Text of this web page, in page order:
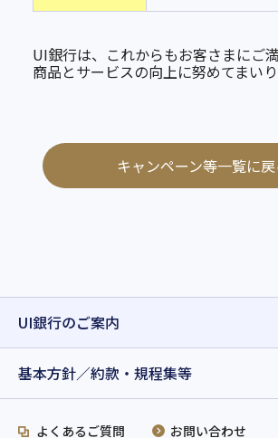
UI銀行は、これからもお客さまにご
商品とサービスの向上に努めてまいり
キャンペーン等一覧に戻
UI銀行のご案内
基本方針／約款・規程集等
よくあるご質問 お問い合わせ